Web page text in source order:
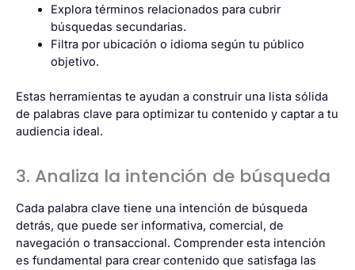
Explora términos relacionados para cubrir
búsquedas secundarias.
Filtra por ubicación o idioma según tu público
objetivo.
Estas herramientas te ayudan a construir una lista sólida
de palabras clave para optimizar tu contenido y captar a tu
audiencia ideal.
3. Analiza la intención de búsqueda
Cada palabra clave tiene una intención de búsqueda
detrás, que puede ser informativa, comercial, de
navegación o transaccional. Comprender esta intención
es fundamental para crear contenido que satisfaga las